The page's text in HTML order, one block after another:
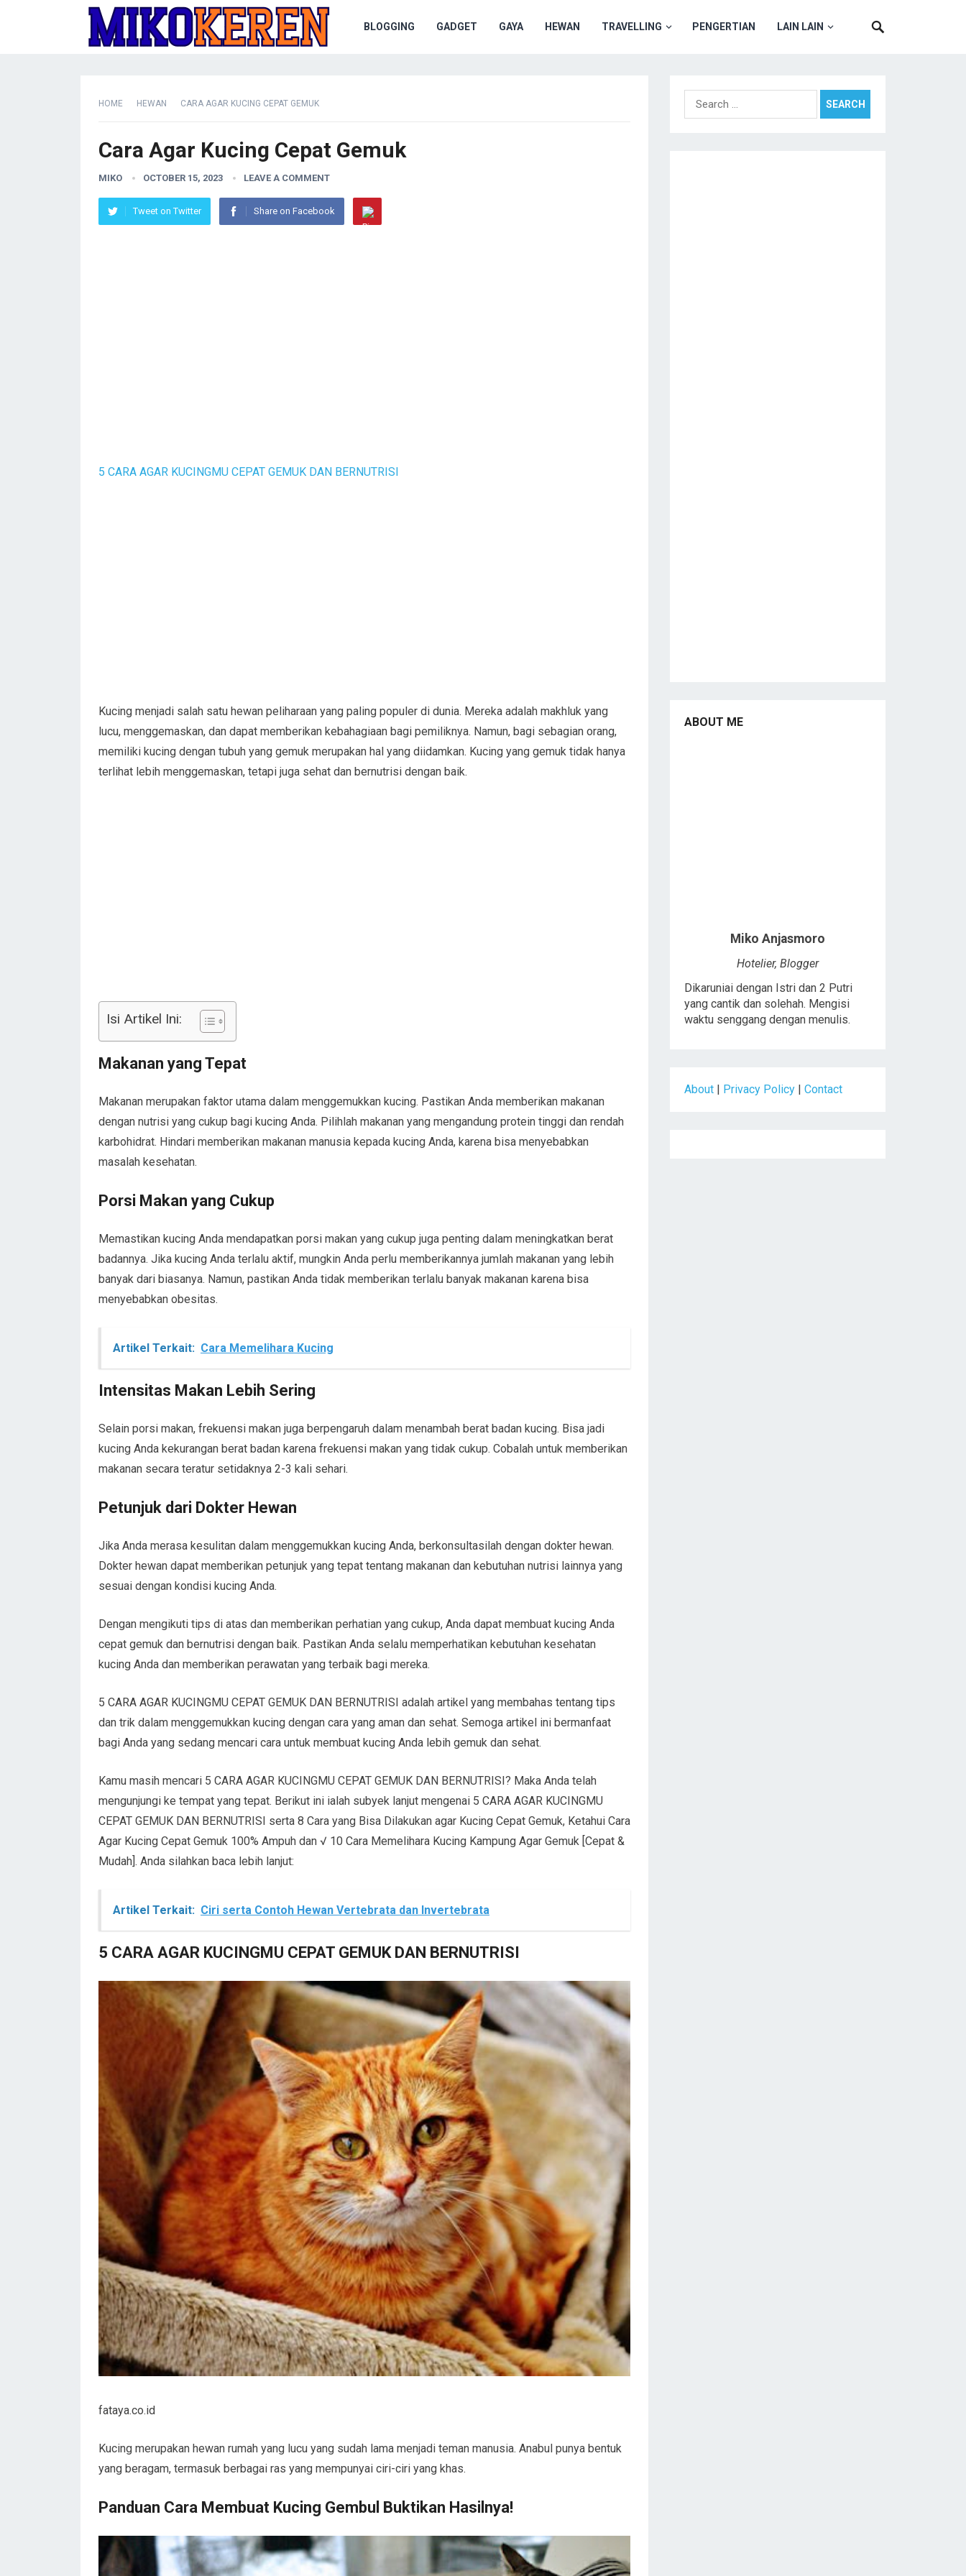
BLOGGING GADGET GAYA HEWAN TRAVELLING PENGERTIAN LAIN LAIN
HOME HEWAN CARA AGAR KUCING CEPAT GEMUK
Cara Agar Kucing Cepat Gemuk
MIKO OCTOBER 15, 2023 LEAVE A COMMENT
Tweet on Twitter Share on Facebook
5 CARA AGAR KUCINGMU CEPAT GEMUK DAN BERNUTRISI
Kucing menjadi salah satu hewan peliharaan yang paling populer di dunia. Mereka adalah makhluk yang
lucu, menggemaskan, dan dapat memberikan kebahagiaan bagi pemiliknya. Namun, bagi sebagian orang,
memiliki kucing dengan tubuh yang gemuk merupakan hal yang diidamkan. Kucing yang gemuk tidak hanya
terlihat lebih menggemaskan, tetapi juga sehat dan bernutrisi dengan baik.
Isi Artikel Ini:
Makanan yang Tepat
Makanan merupakan faktor utama dalam menggemukkan kucing. Pastikan Anda memberikan makanan
dengan nutrisi yang cukup bagi kucing Anda. Pilihlah makanan yang mengandung protein tinggi dan rendah
karbohidrat. Hindari memberikan makanan manusia kepada kucing Anda, karena bisa menyebabkan
masalah kesehatan.
Porsi Makan yang Cukup
Memastikan kucing Anda mendapatkan porsi makan yang cukup juga penting dalam meningkatkan berat
badannya. Jika kucing Anda terlalu aktif, mungkin Anda perlu memberikannya jumlah makanan yang lebih
banyak dari biasanya. Namun, pastikan Anda tidak memberikan terlalu banyak makanan karena bisa
menyebabkan obesitas.
Artikel Terkait: Cara Memelihara Kucing
Intensitas Makan Lebih Sering
Selain porsi makan, frekuensi makan juga berpengaruh dalam menambah berat badan kucing. Bisa jadi
kucing Anda kekurangan berat badan karena frekuensi makan yang tidak cukup. Cobalah untuk memberikan
makanan secara teratur setidaknya 2-3 kali sehari.
Petunjuk dari Dokter Hewan
Jika Anda merasa kesulitan dalam menggemukkan kucing Anda, berkonsultasilah dengan dokter hewan.
Dokter hewan dapat memberikan petunjuk yang tepat tentang makanan dan kebutuhan nutrisi lainnya yang
sesuai dengan kondisi kucing Anda.
Dengan mengikuti tips di atas dan memberikan perhatian yang cukup, Anda dapat membuat kucing Anda
cepat gemuk dan bernutrisi dengan baik. Pastikan Anda selalu memperhatikan kebutuhan kesehatan
kucing Anda dan memberikan perawatan yang terbaik bagi mereka.
5 CARA AGAR KUCINGMU CEPAT GEMUK DAN BERNUTRISI adalah artikel yang membahas tentang tips
dan trik dalam menggemukkan kucing dengan cara yang aman dan sehat. Semoga artikel ini bermanfaat
bagi Anda yang sedang mencari cara untuk membuat kucing Anda lebih gemuk dan sehat.
Kamu masih mencari 5 CARA AGAR KUCINGMU CEPAT GEMUK DAN BERNUTRISI? Maka Anda telah
mengunjungi ke tempat yang tepat. Berikut ini ialah subyek lanjut mengenai 5 CARA AGAR KUCINGMU
CEPAT GEMUK DAN BERNUTRISI serta 8 Cara yang Bisa Dilakukan agar Kucing Cepat Gemuk, Ketahui Cara
Agar Kucing Cepat Gemuk 100% Ampuh dan √ 10 Cara Memelihara Kucing Kampung Agar Gemuk [Cepat &
Mudah]. Anda silahkan baca lebih lanjut:
Artikel Terkait: Ciri serta Contoh Hewan Vertebrata dan Invertebrata
5 CARA AGAR KUCINGMU CEPAT GEMUK DAN BERNUTRISI
fataya.co.id
Kucing merupakan hewan rumah yang lucu yang sudah lama menjadi teman manusia. Anabul punya bentuk
yang beragam, termasuk berbagai ras yang mempunyai ciri-ciri yang khas.
Panduan Cara Membuat Kucing Gembul Buktikan Hasilnya!
Search
for:
ABOUT ME
Miko Anjasmoro
Hotelier, Blogger
Dikaruniai dengan Istri dan 2 Putri
yang cantik dan solehah. Mengisi
waktu senggang dengan menulis.
About Privacy Policy Contact